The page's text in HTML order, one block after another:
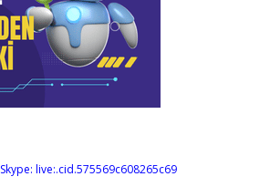
Skype: live:.cid.575569c608265c69